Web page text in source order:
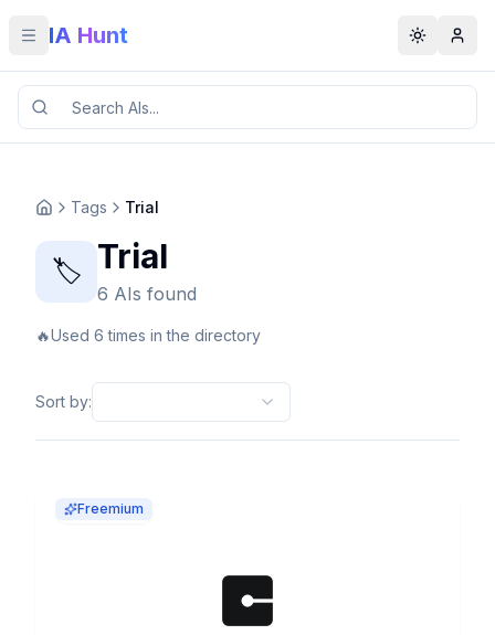
Toggle menu
IA Hunt Toggle
Tags Trial
🏷️ Trial
6 AIs found
🔥Used 6 times in the directory
Sort by:
Freemium